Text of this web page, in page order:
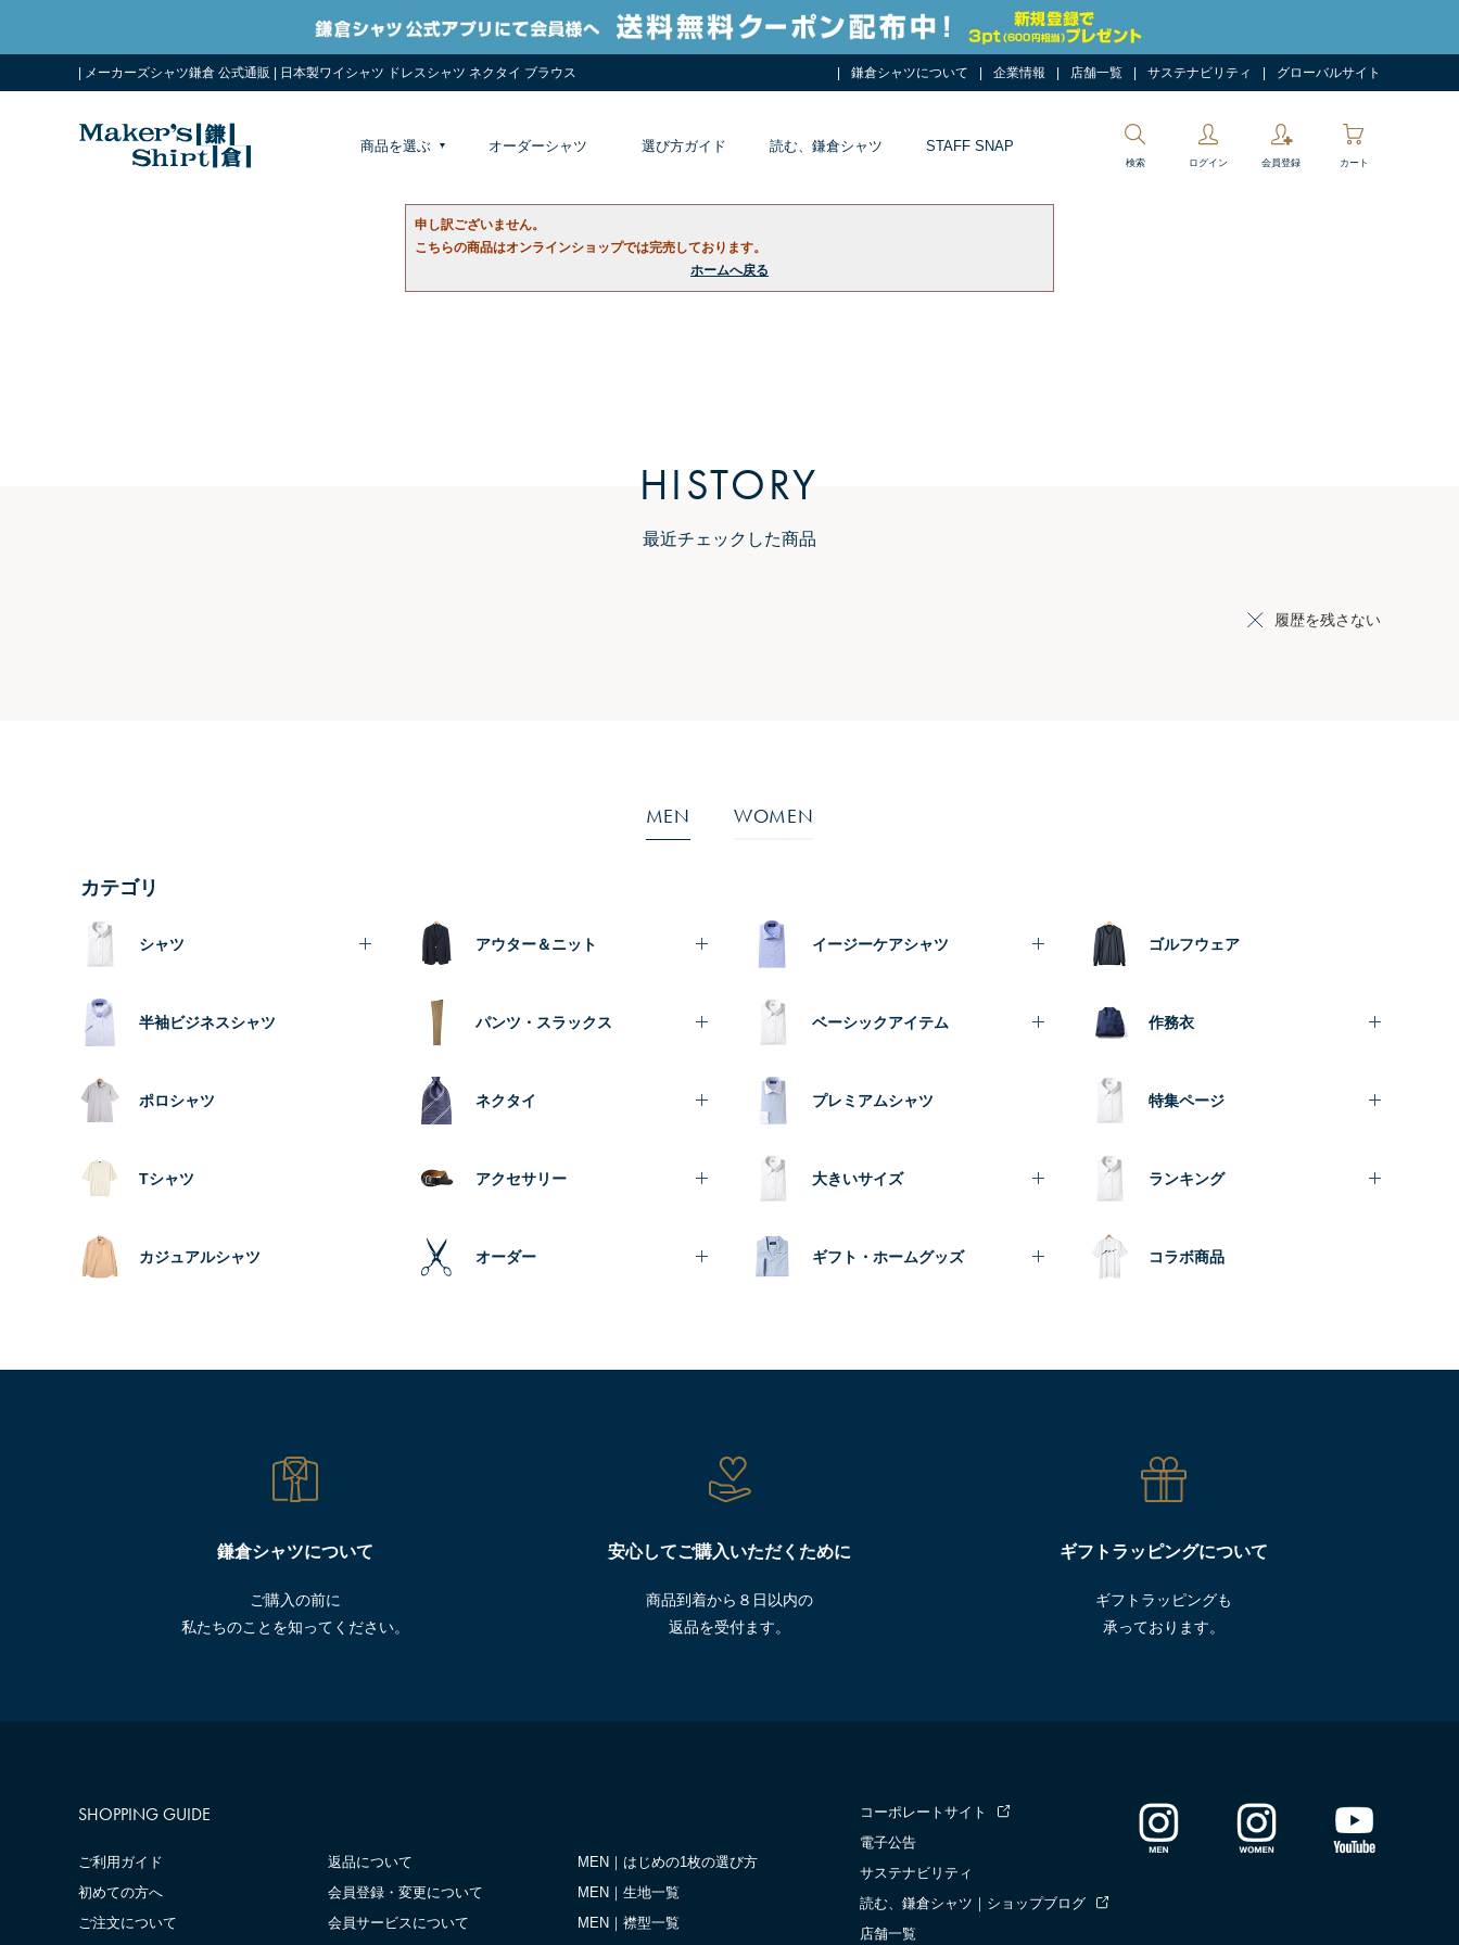
| メーカーズシャツ鎌倉 公式通販 | 日本製ワイシャツ ドレスシャツ ネクタイ ブラウス 鎌倉シャツについて 企業情報 店舗一覧 サステナビリティ グローバルサイト
商品を選ぶ オーダーシャツ 選び方ガイド 読む、鎌倉シャツ STAFF SNAP
検索 ログイン 会員登録 カート
申し訳ございません。
こちらの商品はオンラインショップでは完売しております。
ホームへ戻る
HISTORY
最近チェックした商品
履歴を残さない
MEN WOMEN
カテゴリ
シャツ
半袖ビジネスシャツ
ポロシャツ
Tシャツ
カジュアルシャツ
アウター＆ニット
パンツ・スラックス
ネクタイ
アクセサリー
オーダー
イージーケアシャツ
ベーシックアイテム
プレミアムシャツ
大きいサイズ
ギフト・ホームグッズ
ゴルフウェア
作務衣
特集ページ
ランキング
コラボ商品
鎌倉シャツについて
ご購入の前に
私たちのことを知ってください。
安心してご購入いただくために
商品到着から８日以内の
返品を受付ます。
ギフトラッピングについて
ギフトラッピングも
承っております。
SHOPPING GUIDE
ご利用ガイド
初めての方へ
ご注文について
返品について
会員登録・変更について
会員サービスについて
MEN｜はじめの1枚の選び方
MEN｜生地一覧
MEN｜襟型一覧
コーポレートサイト
電子公告
サステナビリティ
読む、鎌倉シャツ｜ショップブログ
店舗一覧